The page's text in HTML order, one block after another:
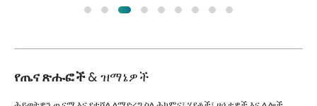
የጤና ጽሑፎች& ዝማኔዎች